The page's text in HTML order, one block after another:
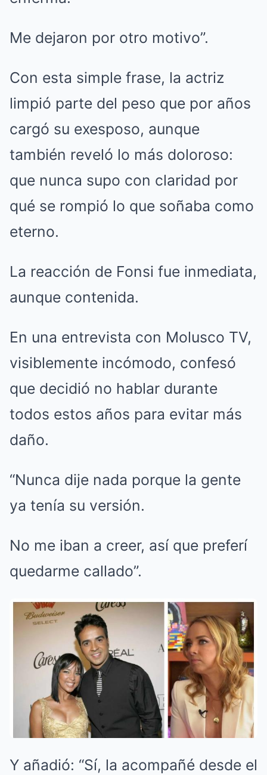
Me dejaron por otro motivo”.
Con esta simple frase, la actriz
limpió parte del peso que por años
cargó su exesposo, aunque
también reveló lo más doloroso:
que nunca supo con claridad por
qué se rompió lo que soñaba como
eterno.
La reacción de Fonsi fue inmediata,
aunque contenida.
En una entrevista con Molusco TV,
visiblemente incómodo, confesó
que decidió no hablar durante
todos estos años para evitar más
daño.
“Nunca dije nada porque la gente
ya tenía su versión.
No me iban a creer, así que preferí
quedarme callado”.
Y añadió: “Sí, la acompañé desde el